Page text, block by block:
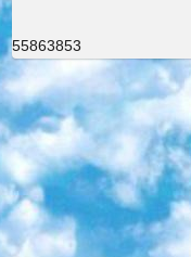
55863853